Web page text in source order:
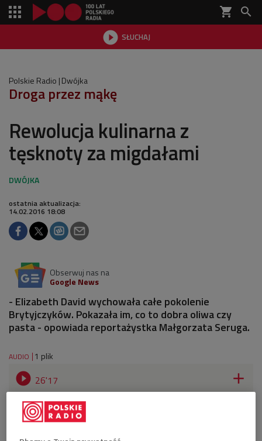
shopping_cart 
 SŁUCHAJ

Polskie Radio Dwójka
Droga przez mąkę
Rewolucja kulinarna z
tęsknoty za migdałami
ostatnia aktualizacja:
14.02.2016 18:08
Obserwuj nas na
Google News
- Elizabeth David wychowała całe pokolenie
Brytyjczyków. Pokazała im, co to dobra oliwa czy
pasta - opowiada reportażystka Małgorzata Seruga.
AUDIO 1 plik
 26'17 
Elizabeth David i jej pomysł na brytyjską kuchnię
(Drogę przez mąkę/ Jedynka)